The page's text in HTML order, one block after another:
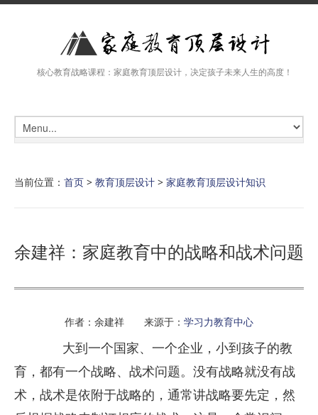
核心教育战略课程：家庭教育顶层设计，决定孩子未来人生的高度！
当前位置： 首页 > 教育顶层设计 > 家庭教育顶层设计知识
余建祥：家庭教育中的战略和战术问题
作者：余建祥 来源于： 学习力教育中心
大到一个国家、一个企业，小到孩子的教
育，都有一个战略、战术问题。没有战略就没有战
术，战术是依附于战略的，通常讲战略要先定，然